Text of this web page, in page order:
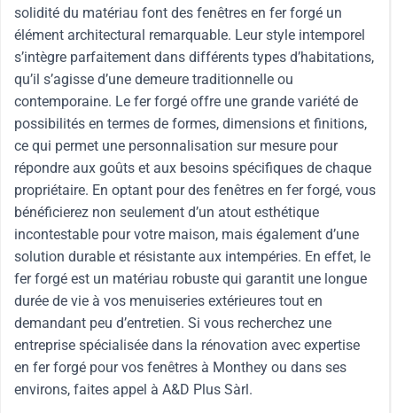
solidité du matériau font des fenêtres en fer forgé un
élément architectural remarquable. Leur style intemporel
s’intègre parfaitement dans différents types d’habitations,
qu’il s’agisse d’une demeure traditionnelle ou
contemporaine. Le fer forgé offre une grande variété de
possibilités en termes de formes, dimensions et finitions,
ce qui permet une personnalisation sur mesure pour
répondre aux goûts et aux besoins spécifiques de chaque
propriétaire. En optant pour des fenêtres en fer forgé, vous
bénéficierez non seulement d’un atout esthétique
incontestable pour votre maison, mais également d’une
solution durable et résistante aux intempéries. En effet, le
fer forgé est un matériau robuste qui garantit une longue
durée de vie à vos menuiseries extérieures tout en
demandant peu d’entretien. Si vous recherchez une
entreprise spécialisée dans la rénovation avec expertise
en fer forgé pour vos fenêtres à Monthey ou dans ses
environs, faites appel à A&D Plus Sàrl.